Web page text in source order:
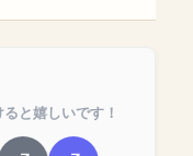
と嬉しいです！